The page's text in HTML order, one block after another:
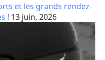
et les grands rendez-
! 13 juin, 2026